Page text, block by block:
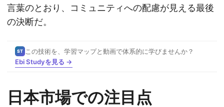
言葉のとおり、コミュニティへの配慮が見える最後
の決断だ。
ST
この技術を、学習マップと動画で体系的に学びませんか？
Ebi Studyを見る →
日本市場での注目点